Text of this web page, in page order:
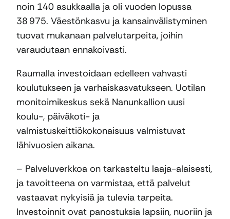
noin 140 asukkaalla ja oli vuoden lopussa
38 975. Väestönkasvu ja kansainvälistyminen
tuovat mukanaan palvelutarpeita, joihin
varaudutaan ennakoivasti.
Raumalla investoidaan edelleen vahvasti
koulutukseen ja varhaiskasvatukseen. Uotilan
monitoimikeskus sekä Nanunkallion uusi
koulu-, päiväkoti- ja
valmistuskeittiökokonaisuus valmistuvat
lähivuosien aikana.
– Palveluverkkoa on tarkasteltu laaja-alaisesti,
ja tavoitteena on varmistaa, että palvelut
vastaavat nykyisiä ja tulevia tarpeita.
Investoinnit ovat panostuksia lapsiin, nuoriin ja